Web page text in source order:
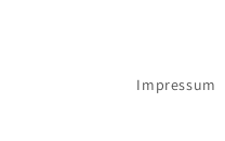
Impressum